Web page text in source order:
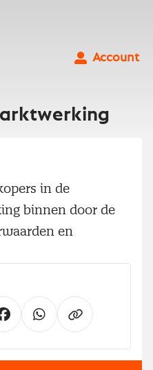
Account
in de
binnen door de
en